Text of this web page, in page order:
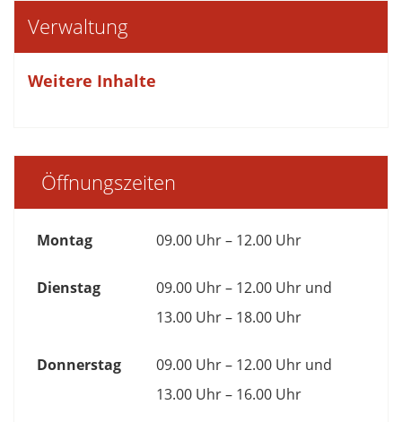
Verwaltung
Weitere Inhalte
Öffnungszeiten
Montag 09.00 Uhr – 12.00 Uhr
Dienstag
09.00 Uhr – 12.00 Uhr und
13.00 Uhr – 18.00 Uhr
Donnerstag
09.00 Uhr – 12.00 Uhr und
13.00 Uhr – 16.00 Uhr